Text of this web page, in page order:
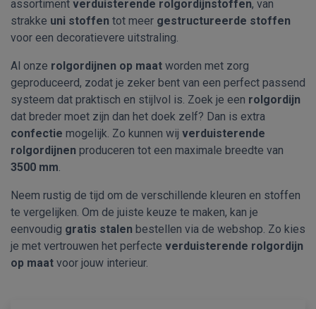
assortiment verduisterende rolgordijnstoffen, van
strakke uni stoffen tot meer gestructureerde stoffen
voor een decoratievere uitstraling.
Al onze rolgordijnen op maat worden met zorg
geproduceerd, zodat je zeker bent van een perfect passend
systeem dat praktisch en stijlvol is. Zoek je een rolgordijn
dat breder moet zijn dan het doek zelf? Dan is extra
confectie mogelijk. Zo kunnen wij verduisterende
rolgordijnen produceren tot een maximale breedte van
3500 mm.
Neem rustig de tijd om de verschillende kleuren en stoffen
te vergelijken. Om de juiste keuze te maken, kan je
eenvoudig gratis stalen bestellen via de webshop. Zo kies
je met vertrouwen het perfecte verduisterende rolgordijn
op maat voor jouw interieur.